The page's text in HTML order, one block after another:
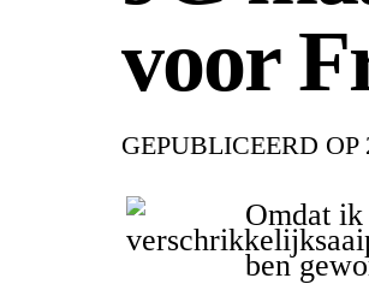
voor
GEPUBLICEERD OP
Omdat
ben